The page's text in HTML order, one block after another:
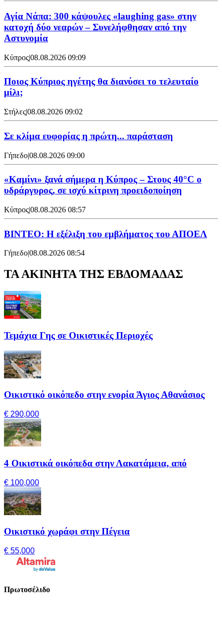
Αγία Νάπα: 300 κάψουλες «laughing gas» στην
κατοχή δύο νεαρών – Συνελήφθησαν από την
Αστυνομία
Κύπρος|08.08.2026 09:09
Ποιος Κύπριος ηγέτης θα διανύσει το τελευταίο
μίλι;
Στήλες|08.08.2026 09:02
Σε κλίμα ευφορίας η πρώτη... παράσταση
Γήπεδο|08.08.2026 09:00
«Καμίνι» ξανά σήμερα η Κύπρος – Στους 40°C ο
υδράργυρος, σε ισχύ κίτρινη προειδοποίηση
Κύπρος|08.08.2026 08:57
ΒΙΝΤΕΟ: Η εξέλιξη του εμβλήματος του ΑΠΟΕΛ
Γήπεδο|08.08.2026 08:54
ΤΑ ΑΚΙΝΗΤΑ ΤΗΣ ΕΒΔΟΜΑΔΑΣ
Τεμάχια Γης σε Οικιστικές Περιοχές
Οικιστικό οικόπεδο στην ενορία Άγιος Αθανάσιος
€ 290,000
4 Οικιστικά οικόπεδα στην Λακατάμεια, από
€ 100,000
Οικιστικό χωράφι στην Πέγεια
€ 55,000
Πρωτοσέλιδο